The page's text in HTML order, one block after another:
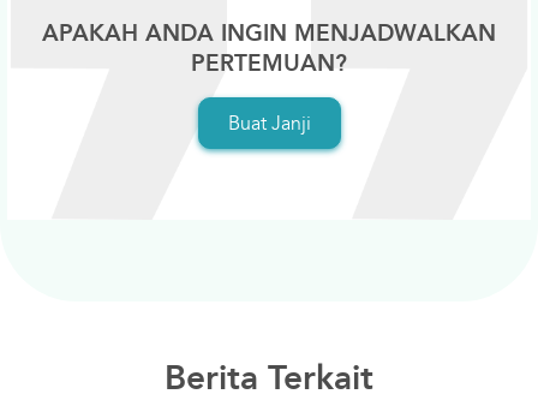
APAKAH ANDA INGIN MENJADWALKAN
PERTEMUAN?
Buat Janji
Berita Terkait